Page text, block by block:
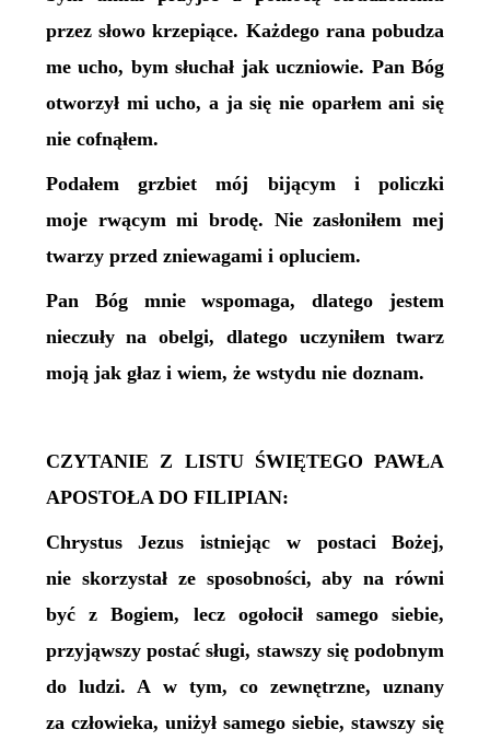
przez słowo krzepiące. Każdego rana pobudza
me ucho, bym słuchał jak uczniowie. Pan Bóg
otworzył mi ucho, a ja się nie oparłem ani się
nie cofnąłem.
Podałem grzbiet mój bijącym i policzki
moje rwącym mi brodę. Nie zasłoniłem mej
twarzy przed zniewagami i opluciem.
Pan Bóg mnie wspomaga, dlatego jestem
nieczuły na obelgi, dlatego uczyniłem twarz
moją jak głaz i wiem, że wstydu nie doznam.
CZYTANIE Z LISTU ŚWIĘTEGO PAWŁA
APOSTOŁA DO FILIPIAN:
Chrystus Jezus istniejąc w postaci Bożej,
nie skorzystał ze sposobności, aby na równi
być z Bogiem, lecz ogołocił samego siebie,
przyjąwszy postać sługi, stawszy się podobnym
do ludzi. A w tym, co zewnętrzne, uznany
za człowieka, uniżył samego siebie, stawszy się